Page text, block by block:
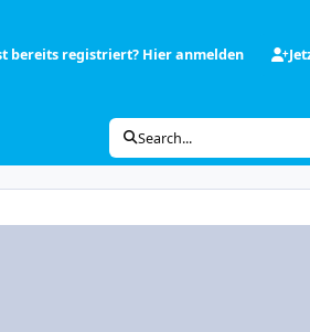
bereits registriert? Hier anmelden
Search...